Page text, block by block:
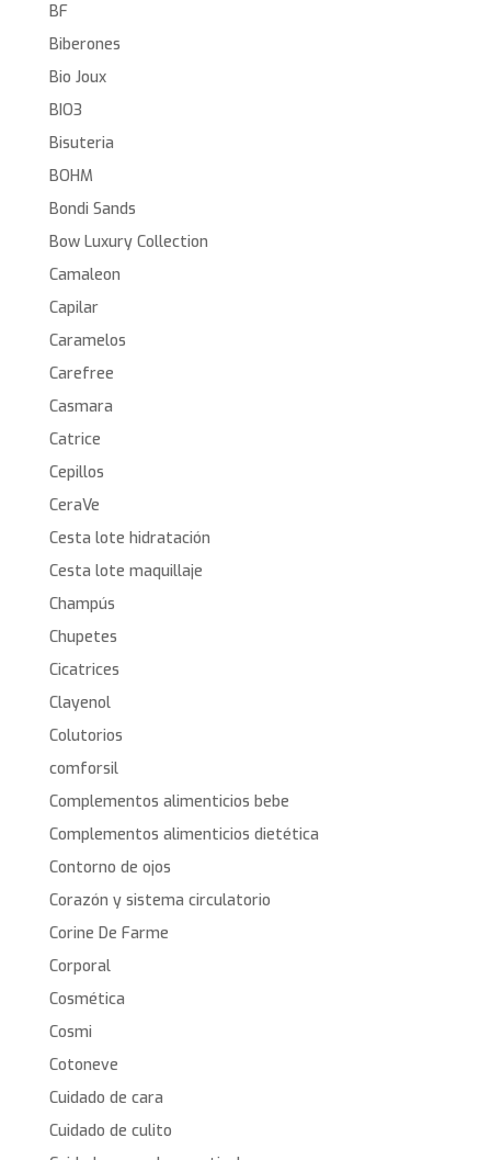
BF
Biberones
Bio Joux
BIO3
Bisuteria
BOHM
Bondi Sands
Bow Luxury Collection
Camaleon
Capilar
Caramelos
Carefree
Casmara
Catrice
Cepillos
CeraVe
Cesta lote hidratación
Cesta lote maquillaje
Champús
Chupetes
Cicatrices
Clayenol
Colutorios
comforsil
Complementos alimenticios bebe
Complementos alimenticios dietética
Contorno de ojos
Corazón y sistema circulatorio
Corine De Farme
Corporal
Cosmética
Cosmi
Cotoneve
Cuidado de cara
Cuidado de culito